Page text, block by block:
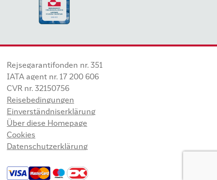
Rejsegarantifonden nr. 351
IATA agent nr. 17 200 606
CVR nr. 32150756
Reisebedingungen
Einverständniserklärung
Über diese Homepage
Cookies
Datenschutzerklärung